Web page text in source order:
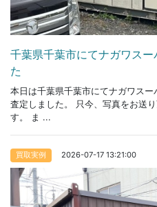
千葉県千葉市にてナガワス
た
本日は千葉県千葉市にてナガワス
査定しました。 只今、写真をお送
す。 ま ...
買取実例 2026-07-17 13:21:00